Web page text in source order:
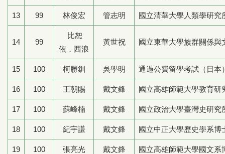
13 99 林俊宏 管志明 國立清華大學人類學研
14 99
比恕
依．西浪
黃世祝 國立東華大學族群關係與
15 100 柯勝釧 吳學明 通過公費留學考試（日本
16 100 王朝賜 戴文鋒 國立高雄師範大學教育研
17 100 蘇峰楠 戴文鋒 國立政治大學臺灣史研究
18 100 紀宇謙 戴文鋒 國立中正大學歷史學系博
19 100 張亮光 戴文鋒 國立高雄師範大學國文系